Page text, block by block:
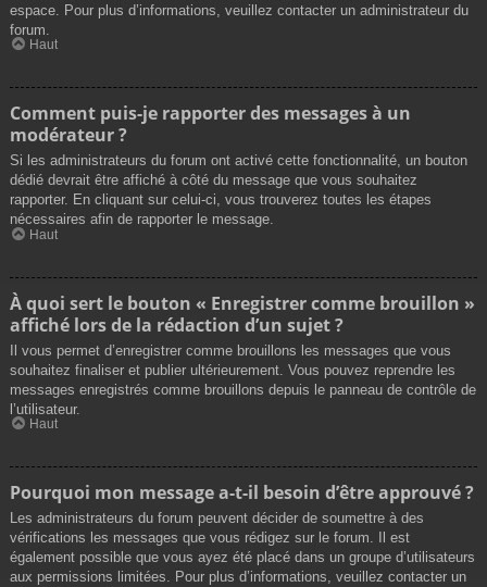
espace. Pour plus d’informations, veuillez contacter un administrateur du
forum.
Haut
Comment puis-je rapporter des messages à un
modérateur ?
Si les administrateurs du forum ont activé cette fonctionnalité, un bouton
dédié devrait être affiché à côté du message que vous souhaitez
rapporter. En cliquant sur celui-ci, vous trouverez toutes les étapes
nécessaires afin de rapporter le message.
Haut
À quoi sert le bouton « Enregistrer comme brouillon »
affiché lors de la rédaction d’un sujet ?
Il vous permet d’enregistrer comme brouillons les messages que vous
souhaitez finaliser et publier ultérieurement. Vous pouvez reprendre les
messages enregistrés comme brouillons depuis le panneau de contrôle de
l’utilisateur.
Haut
Pourquoi mon message a-t-il besoin d’être approuvé ?
Les administrateurs du forum peuvent décider de soumettre à des
vérifications les messages que vous rédigez sur le forum. Il est
également possible que vous ayez été placé dans un groupe d’utilisateurs
aux permissions limitées. Pour plus d’informations, veuillez contacter un